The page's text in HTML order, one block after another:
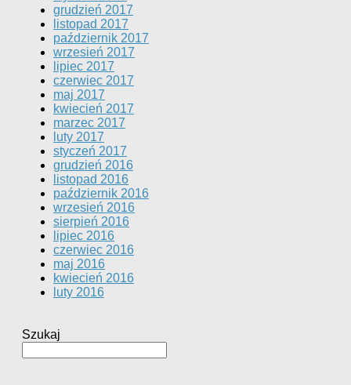
grudzień 2017
listopad 2017
październik 2017
wrzesień 2017
lipiec 2017
czerwiec 2017
maj 2017
kwiecień 2017
marzec 2017
luty 2017
styczeń 2017
grudzień 2016
listopad 2016
październik 2016
wrzesień 2016
sierpień 2016
lipiec 2016
czerwiec 2016
maj 2016
kwiecień 2016
luty 2016
Szukaj